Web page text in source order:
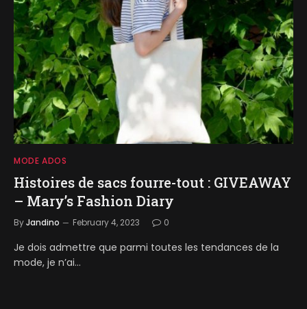
MODE ADOS
Histoires de sacs fourre-tout : GIVEAWAY
– Mary’s Fashion Diary
ByJandino February 4, 2023 0
Je dois admettre que parmi toutes les tendances de la
mode, je n’ai…